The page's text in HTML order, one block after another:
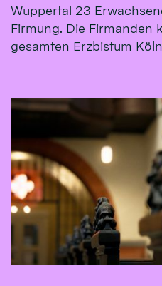
Wuppertal 23
Firmung. Die Firmanden
gesamten Erzbistum